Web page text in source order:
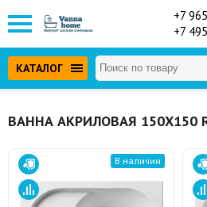
+7
+7
КАТАЛОГ
ВАННА АКРИЛОВАЯ 150Х150
В наличии